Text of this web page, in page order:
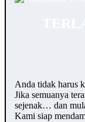
Anda tidak harus
Jika semuanya
sejenak… dan
Kami siap